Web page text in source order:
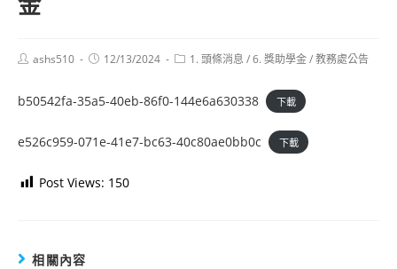
Postashs510
Post12/13/2024
Post1. 頭條消息 /6. 獎助學金/教務處公告
b50542fa-35a5-40eb-86f0-144e6a630338 下載
e526c959-071e-41e7-bc63-40c80ae0bb0c 下載
Post Views: 150
相關內容